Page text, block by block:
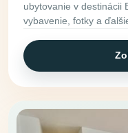
ubytovanie v destinácii
vybavenie, fotky a